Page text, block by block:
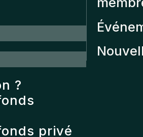
?
privé